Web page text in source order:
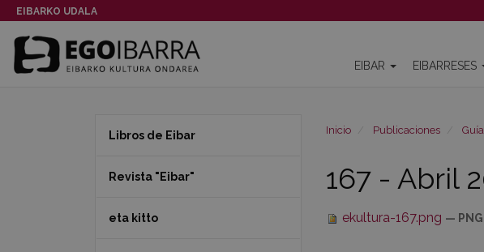
EIBARKO UDALA
EIBAR EIBARRESES
Inicio Publicaciones
167 - Abril
ekultura-167.png —
Libros de Eibar
Revista "Eibar"
eta kitto